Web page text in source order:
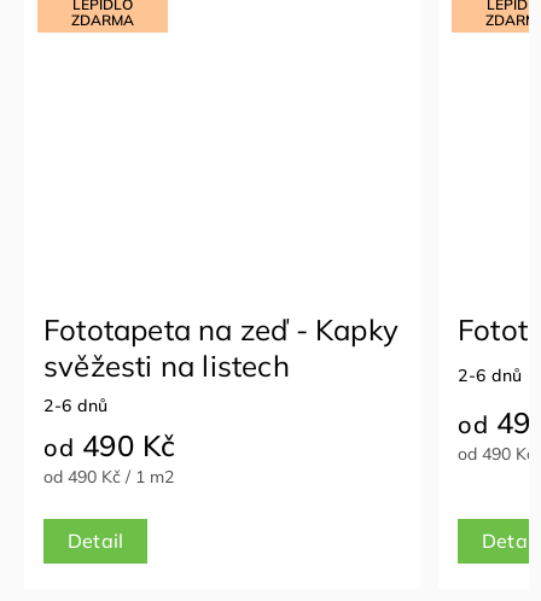
na zeď - Kapky
na listech
Kč
Kč / 1 m2
Fototapeta
490 Kč
od 490 Kč / 1 m2